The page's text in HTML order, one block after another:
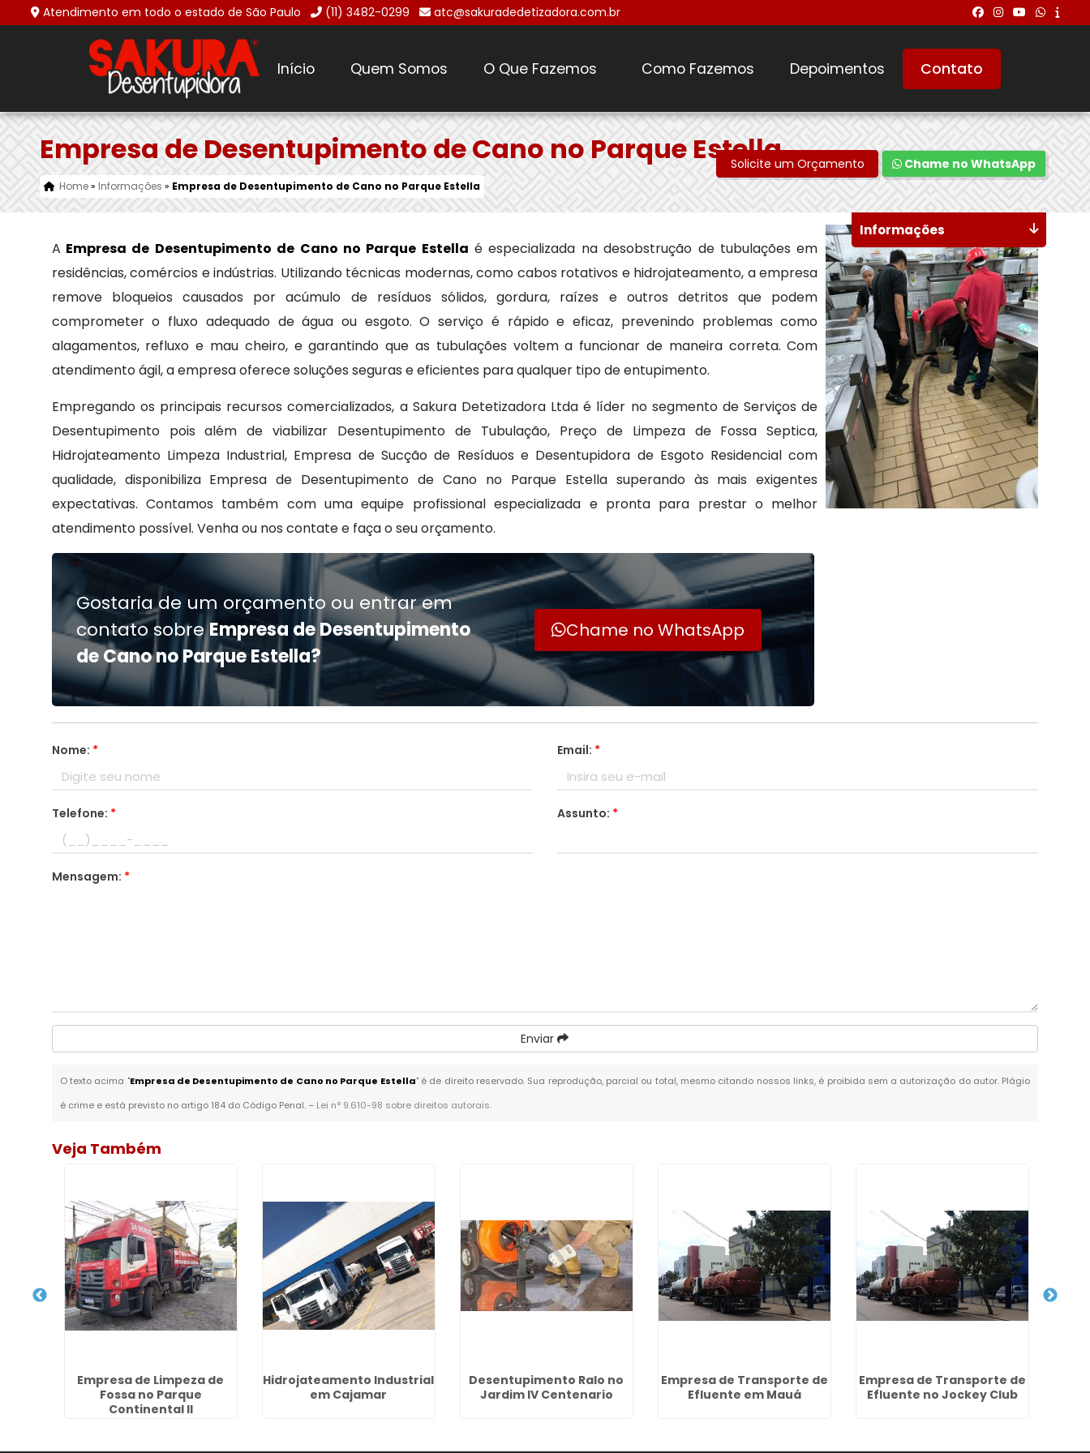
Atendimento em todo o estado de São Paulo (11) 3482-0299 atc@sakuradedetizadora.com.br
Início Quem Somos O Que Fazemos Como Fazemos Depoimentos Contato
Empresa de Desentupimento de Cano no Parque Estella
Home» Informações » Empresa de Desentupimento de Cano no Parque Estella
Solicite um Orçamento Chame no WhatsApp
A Empresa de Desentupimento de Cano no Parque Estella é especializada na desobstrução de tubulações em
residências, comércios e indústrias. Utilizando técnicas modernas, como cabos rotativos e hidrojateamento, a empresa
remove bloqueios causados por acúmulo de resíduos sólidos, gordura, raízes e outros detritos que podem
comprometer o fluxo adequado de água ou esgoto. O serviço é rápido e eficaz, prevenindo problemas como
alagamentos, refluxo e mau cheiro, e garantindo que as tubulações voltem a funcionar de maneira correta. Com
atendimento ágil, a empresa oferece soluções seguras e eficientes para qualquer tipo de entupimento.
Empregando os principais recursos comercializados, a Sakura Detetizadora Ltda é líder no segmento de Serviços de
Desentupimento pois além de viabilizar Desentupimento de Tubulação, Preço de Limpeza de Fossa Septica,
Hidrojateamento Limpeza Industrial, Empresa de Sucção de Resíduos e Desentupidora de Esgoto Residencial com
qualidade, disponibiliza Empresa de Desentupimento de Cano no Parque Estella superando às mais exigentes
expectativas. Contamos também com uma equipe profissional especializada e pronta para prestar o melhor
atendimento possível. Venha ou nos contate e faça o seu orçamento.
Gostaria de um orçamento ou entrar em
contato sobreEmpresa de Desentupimento
de Cano no Parque Estella?
Chame no WhatsApp
Nome: * Email: *
Telefone: * Assunto: *
Mensagem: *
Enviar
O texto acima "Empresa de Desentupimento de Cano no Parque Estella" é de direito reservado. Sua reprodução, parcial ou total, mesmo citando nossos links, é proibida sem a autorização do autor. Plágio
é crime e está previsto no artigo 184 do Código Penal. – Lei n° 9.610-98 sobre direitos autorais.
Informações
Veja Também
Empresa de Limpeza de
Fossa no Parque
Continental II
Hidrojateamento Industrial
em Cajamar
Desentupimento Ralo no
Jardim IV Centenario
Empresa de Transporte de
Efluente em Mauá
Empresa de Transporte de
Efluente no Jockey Club